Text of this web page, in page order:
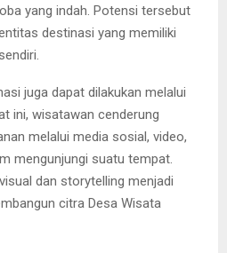
yang indah. Potensi tersebut
destinasi yang memiliki
juga dapat dilakukan melalui
ini, wisatawan cenderung
melalui media sosial, video,
mengunjungi suatu tempat.
dan storytelling menjadi
citra Desa Wisata